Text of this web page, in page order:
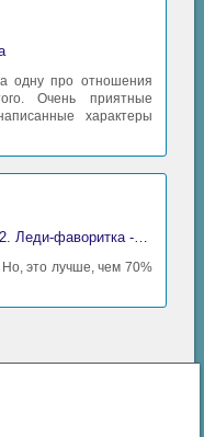
одну про отношения
Очень приятные
характеры
Но, это лучше, чем 70%